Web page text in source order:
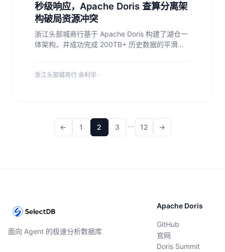
秒级响应，Apache Doris 查算分离架
构破局资源冲突
浙江头部城商行基于 Apache Doris 构建了湖仓一
体架构，并成功完成 200TB+ 历史数据的平滑迁
响应时间均在 1 秒以内，更在压测中达到 1500
浙江头部城商行 余利华 ·
← 1 2 3 … 12 →
面向 Agent 的极速分析数据库
Apache Doris
GitHub
官网
Doris Summit